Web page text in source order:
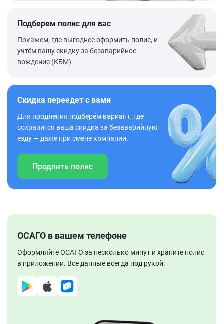
Подберем полис для вас
Покажем, где выгоднее оформить полис, и
учтём вашу скидку за безаварийное
вождение (КБМ).
Скидка переедет с вами
Для продления подберём вариант, где
сохранится ваша скидка за безаварийную
езду — даже при смене компании.
Продлить полис
ОСАГО в вашем телефоне
Оформляйте ОСАГО за несколько минут и храните полис
в приложении. Все данные всегда под рукой.